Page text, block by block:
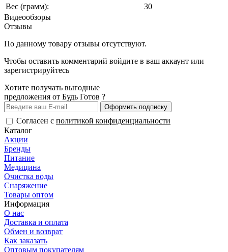
Вес (грамм):
30
Видеообзоры
Отзывы
По данному товару отзывы отсутствуют.
Чтобы оставить комментарий войдите в ваш аккаунт или
зарегистрируйтесь
Хотите получать выгодные
предложения от Будь Готов ?
Оформить подписку
Согласен с политикой конфиденциальности
Каталог
Акции
Бренды
Питание
Медицина
Очистка воды
Снаряжение
Товары оптом
Информация
О нас
Доставка и оплата
Обмен и возврат
Как заказать
Оптовым покупателям